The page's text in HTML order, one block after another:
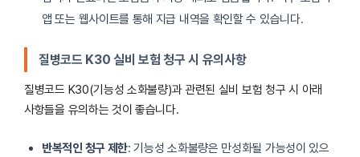
앱 또는 웹사이트를 통해 지급 내역을 확인할 수 있습니다.
질병코드 K30 실비 보험 청구 시 유의사항
질병코드 K30(기능성 소화불량)과 관련된 실비 보험 청구 시 아래
사항들을 유의하는 것이 좋습니다.
반복적인 청구 제한: 기능성 소화불량은 만성화될 가능성이 있으